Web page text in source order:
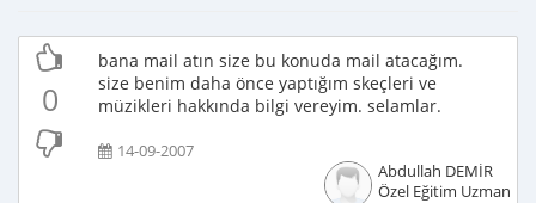
0
bana mail atın size bu konuda mail atacağım.
size benim daha önce yaptığım skeçleri ve
müzikleri hakkında bilgi vereyim. selamlar.
14-09-2007
Abdullah DEMİR
Özel Eğitim Uzmanı